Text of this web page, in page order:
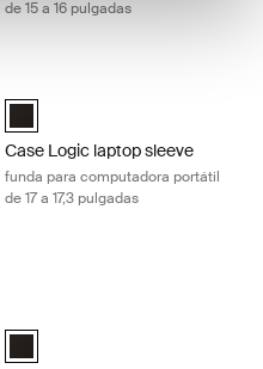
de 15 a 16 pulgadas
Ultrabooks™ Sleeve Negro
Case Logic 17-17.3" Laptop
Case Logic laptop sleeve
funda para computadora portátil
de 17 a 17,3 pulgadas
and MacBook Pro® Sleeve
Case Logic Deco 14" Laptop